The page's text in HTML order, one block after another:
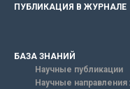
ПУБЛИКАЦИЯ В ЖУРНАЛЕ
БАЗА ЗНАНИЙ
Научные публикации
Научные направления